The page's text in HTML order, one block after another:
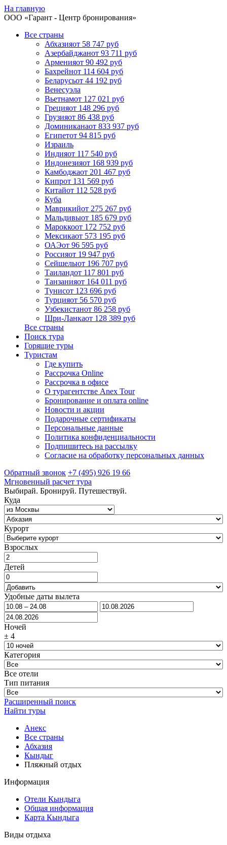
На главную
ООО «Гарант - Центр бронирования»
Все страны
Абхазияот 58 747 руб
Азербайджанот 93 711 руб
Арменияот 90 492 руб
Бахрейнот 114 604 руб
Беларусьот 44 192 руб
Венесуэла
Вьетнамот 127 021 руб
Грецияот 148 296 руб
Грузияот 86 438 руб
Доминиканаот 833 937 руб
Египетот 94 815 руб
Израиль
Индияот 117 540 руб
Индонезияот 168 939 руб
Камбоджаот 201 467 руб
Кипрот 131 569 руб
Китайот 112 528 руб
Куба
Маврикийот 275 267 руб
Мальдивыот 185 679 руб
Мароккоот 172 752 руб
Мексикаот 573 195 руб
ОАЭот 96 595 руб
Россияот 19 947 руб
Сейшелыот 196 707 руб
Таиландот 117 801 руб
Танзанияот 164 011 руб
Тунисот 123 696 руб
Турцияот 56 570 руб
Узбекистанот 86 258 руб
Шри-Ланкаот 128 389 руб
Все страны
Поиск тура
Горящие туры
Туристам
Где купить
Рассрочка Online
Рассрочка в офисе
О турагентстве Anex Tour
Бронирование и оплата online
Новости и акции
Подарочные сертификаты
Персональные данные
Политика конфиденциальности
Подпишитесь на рассылку
Согласие на обработку персональных данных
Обратный звонок +7 (495) 926 19 66
Мгновенный расчет тура
Выбирай. Бронируй. Путешествуй.
Куда
Курорт
Взрослых
Детей
Удобные даты вылета
Ночей
± 4
Категория
Все отели
Тип питания
Расширенный поиск
Найти туры
Анекс
Все страны
Абхазия
Кындыг
Пляжный отдых
Информация
Отели Кындыга
Общая информация
Карта Кындыга
Виды отдыха